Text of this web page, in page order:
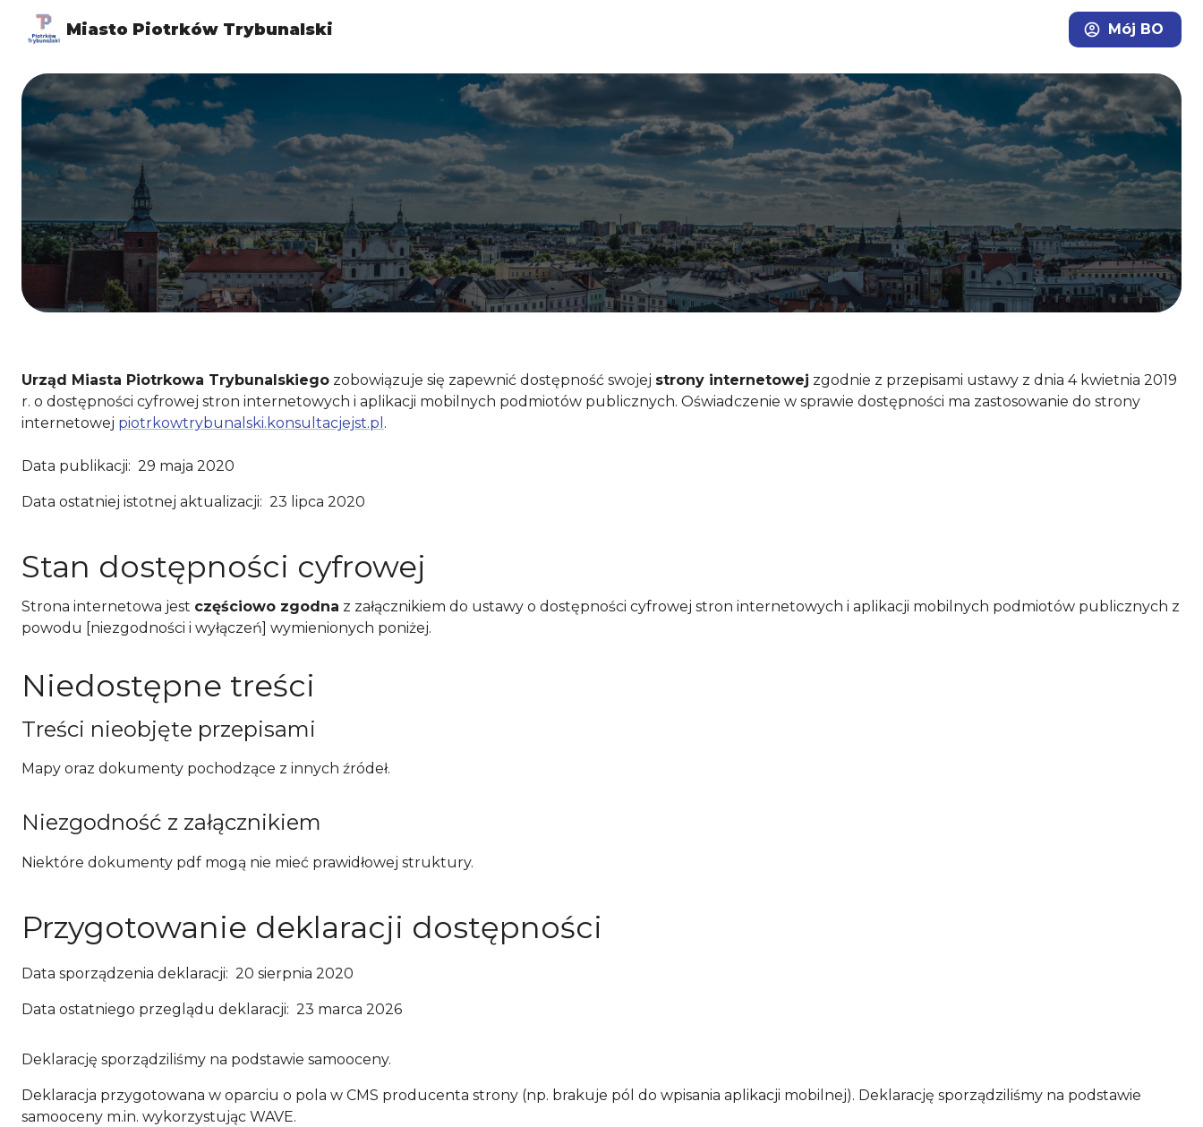
Miasto Piotrków Trybunalski Mój BO
Urząd Miasta Piotrkowa Trybunalskiego zobowiązuje się zapewnić dostępność swojej strony internetowej zgodnie z przepisami ustawy z dnia 4 kwietnia 2019
r. o dostępności cyfrowej stron internetowych i aplikacji mobilnych podmiotów publicznych. Oświadczenie w sprawie dostępności ma zastosowanie do strony
internetowej piotrkowtrybunalski.konsultacjejst.pl .
Data publikacji: 29 maja 2020
Data ostatniej istotnej aktualizacji: 23 lipca 2020
Stan dostępności cyfrowej
Strona internetowa jest częściowo zgodna z załącznikiem do ustawy o dostępności cyfrowej stron internetowych i aplikacji mobilnych podmiotów publicznych z
powodu [niezgodności i wyłączeń] wymienionych poniżej.
Niedostępne treści
Treści nieobjęte przepisami
Mapy oraz dokumenty pochodzące z innych źródeł.
Niezgodność z załącznikiem
Niektóre dokumenty pdf mogą nie mieć prawidłowej struktury.
Przygotowanie deklaracji dostępności
Data sporządzenia deklaracji: 20 sierpnia 2020
Data ostatniego przeglądu deklaracji: 23 marca 2026
Deklarację sporządziliśmy na podstawie samooceny.
Deklaracja przygotowana w oparciu o pola w CMS producenta strony (np. brakuje pól do wpisania aplikacji mobilnej). Deklarację sporządziliśmy na podstawie
samooceny m.in. wykorzystując WAVE.